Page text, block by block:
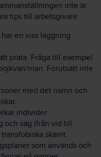
inte är
tips till arbetsgivare:
en viss läggning
prata. Fråga till exempel
man. Förutsätt inte
med det namn och
individer.
och säg ifrån vid till
skämt.
som används och